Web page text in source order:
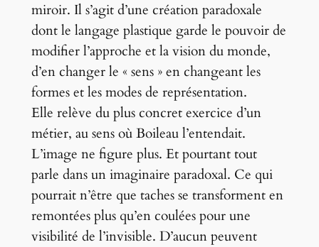
miroir. Il s’agit d’une création paradoxale
dont le langage plastique garde le pouvoir de
modifier l’approche et la vision du monde,
d’en changer le « sens » en changeant les
formes et les modes de représentation.
Elle relève du plus concret exercice d’un
métier, au sens où Boileau l’entendait.
L’image ne figure plus. Et pourtant tout
parle dans un imaginaire paradoxal. Ce qui
pourrait n’être que taches se transforment en
remontées plus qu’en coulées pour une
visibilité de l’invisible. D’aucun peuvent